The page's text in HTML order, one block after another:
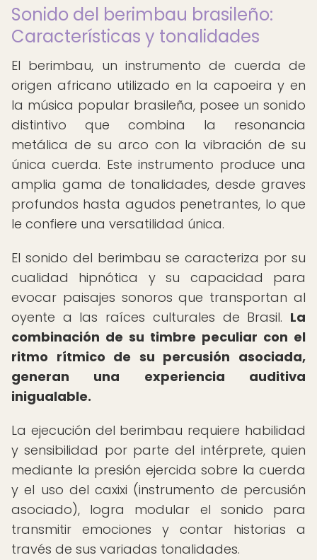
Sonido del berimbau brasileño:
Características y tonalidades
El berimbau, un instrumento de cuerda de
origen africano utilizado en la capoeira y en
la música popular brasileña, posee un sonido
distintivo que combina la resonancia
metálica de su arco con la vibración de su
única cuerda. Este instrumento produce una
amplia gama de tonalidades, desde graves
profundos hasta agudos penetrantes, lo que
le confiere una versatilidad única.
El sonido del berimbau se caracteriza por su
cualidad hipnótica y su capacidad para
evocar paisajes sonoros que transportan al
oyente a las raíces culturales de Brasil. La
combinación de su timbre peculiar con el
ritmo rítmico de su percusión asociada,
generan una experiencia auditiva
inigualable.
La ejecución del berimbau requiere habilidad
y sensibilidad por parte del intérprete, quien
mediante la presión ejercida sobre la cuerda
y el uso del caxixi (instrumento de percusión
asociado), logra modular el sonido para
transmitir emociones y contar historias a
través de sus variadas tonalidades.